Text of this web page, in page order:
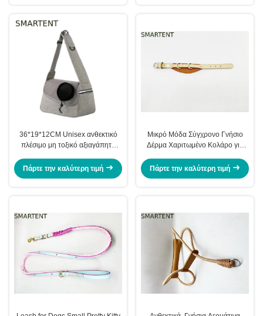
Ασφαλή και Εύκολα στον
Καθαρισμό Εξοπλισμό Ταξιδιού
36*19*12CM Unisex ανθεκτικό
πλέσιμο μη τοξικό αξιαγάπητη
κατοικίδιο
Πάρτε την καλύτερη τιμή
Μικρό Μόδα Σύγχρονο Γνήσιο
Δέρμα Χαριτωμένο Κολάρο για
Σκύλους Γάτες και Κουνέλια
Πρακτικά Μοντέρνα Αξεσουάρ
Πάρτε την καλύτερη τιμή